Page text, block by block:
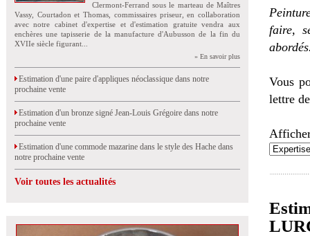
Clermont-Ferrand sous le marteau de Maîtres
Vassy, Courtadon et Thomas, commissaires priseur, en collaboration
avec notre cabinet d'expertise et d'estimation gratuite vendra aux
enchères une tapisserie de la manufacture d'Aubusson de la fin du
XVIIe siècle figurant...
» En savoir plus
Estimation d'une paire d'appliques néoclassique dans notre
prochaine vente
Estimation d'un bronze signé Jean-Louis Grégoire dans notre
prochaine vente
Estimation d'une commode mazarine dans le style des Hache dans
notre prochaine vente
Voir toutes les actualités
faire,
Vous
lettre